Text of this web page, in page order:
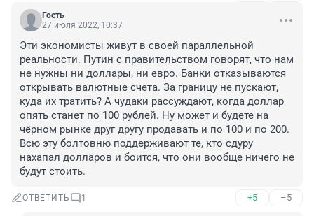
Гость
27 июля 2022, 10:37
Эти экономисты живут в своей параллельной
реальности. Путин с правительством говорят, что нам
не нужны ни доллары, ни евро. Банки отказываются
открывать валютные счета. За границу не пускают,
куда их тратить? А чудаки рассуждают, когда доллар
опять станет по 100 рублей. Ну может и будете на
чёрном рынке друг другу продавать и по 100 и по 200.
Всю эту болтовню поддерживают те, кто сдуру
нахапал долларов и боится, что они вообще ничего не
будут стоить.
ОТВЕТИТЬ 1 +5 –5